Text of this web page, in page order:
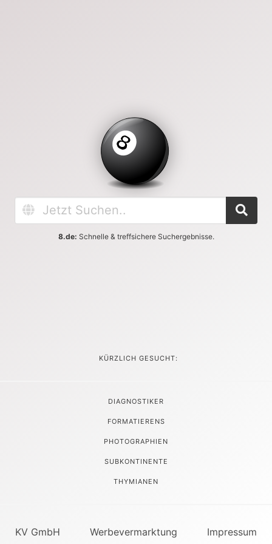
8.de: Schnelle & treffsichere Suchergebnisse.
KÜRZLICH GESUCHT:
DIAGNOSTIKER
FORMATIERENS
PHOTOGRAPHIEN
SUBKONTINENTE
THYMIANEN
KV GmbH Werbevermarktung Impressum